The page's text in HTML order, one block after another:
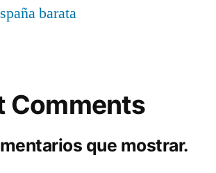
barata
Comments
que mostrar.